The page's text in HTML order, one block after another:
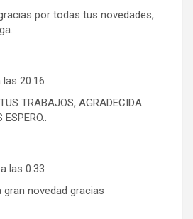
por todas tus novedades,
las 20:16
TRABAJOS, AGRADECIDA
ESPERO..
las 0:33
novedad gracias